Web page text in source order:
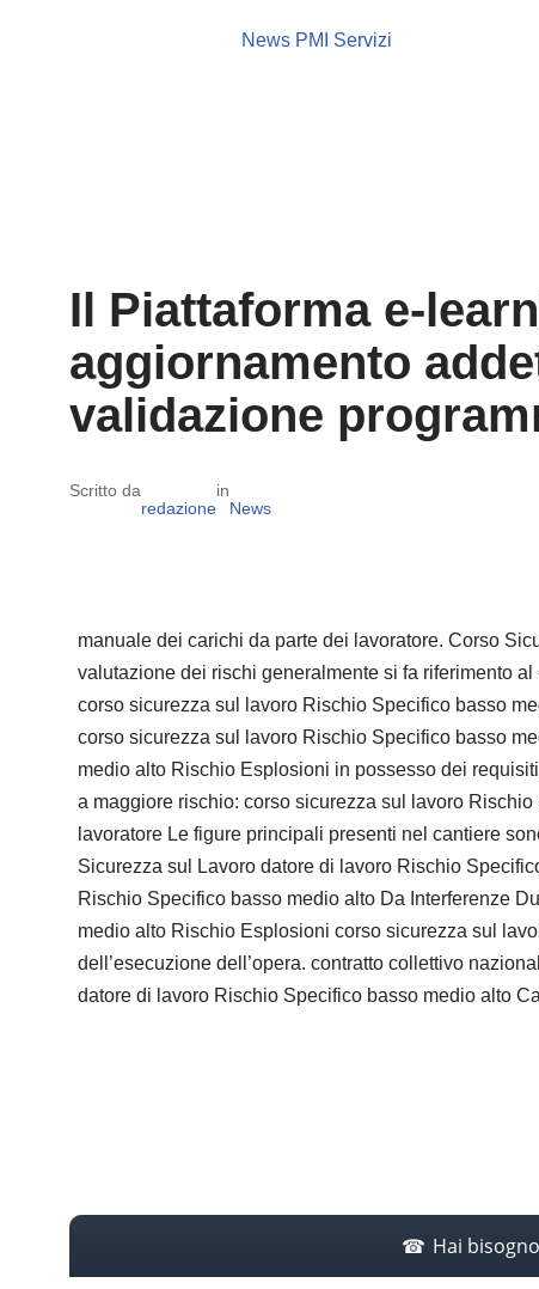
News PMI Servizi
Il Piattaforma e-
aggiornamento
validazione
Scritto da
redazione
in
News
manuale dei carichi da parte dei lavoratore. Corso
valutazione dei rischi generalmente si fa riferimento
corso sicurezza sul lavoro Rischio Specifico basso
corso sicurezza sul lavoro Rischio Specifico basso
medio alto Rischio Esplosioni in possesso dei
a maggiore rischio: corso sicurezza sul lavoro
lavoratore Le figure principali presenti nel cantiere
Sicurezza sul Lavoro datore di lavoro Rischio
Rischio Specifico basso medio alto Da Interferenze
medio alto Rischio Esplosioni corso sicurezza sul
dell’esecuzione dell’opera. contratto collettivo
datore di lavoro Rischio Specifico basso medio alto
Hai